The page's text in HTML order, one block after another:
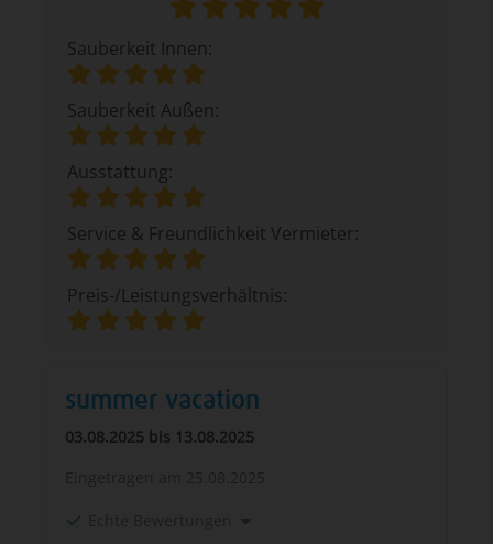
Sauberkeit Innen:
Sauberkeit Außen:
Ausstattung:
Service & Freundlichkeit Vermieter:
Preis-/Leistungsverhältnis:
summer vacation
03.08.2025 bis 13.08.2025